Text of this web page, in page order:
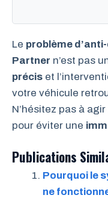
Le problème
Partner n’est pas
précis et
votre véhicule
N’hésitez pas à
pour éviter une
Publications
Pourquoi le
ne